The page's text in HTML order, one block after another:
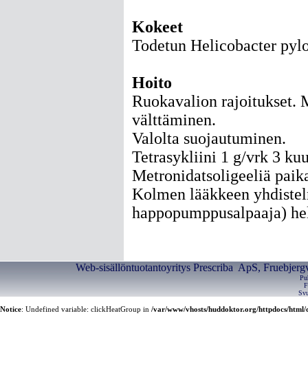
Kokeet
Todetun Helicobacter
Hoito
Ruokavalion rajoitukset.
välttäminen.
Valolta suojautuminen.
Tetrasykliini 1 g/vrk 3
Metronidatsoligeeliä
Kolmen lääkkeen
happopumppusalpaaja)
Web-sisällöntuotantoyritys Prescriba ApS,
Notice: Undefined variable: clickHeatGroup in /var/www/vhosts/huddoktor.org/httpdocs/